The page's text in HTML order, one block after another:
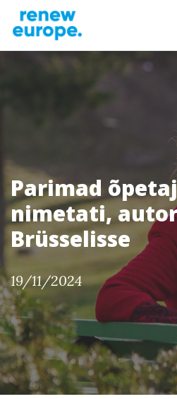
Parimad
nimetati,
Brüsselisse
19/11/2024